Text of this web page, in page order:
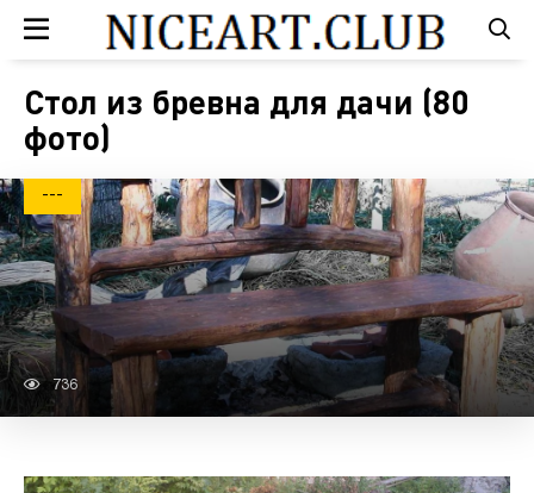
Стол из бревна для дачи (80
фото)
---
736